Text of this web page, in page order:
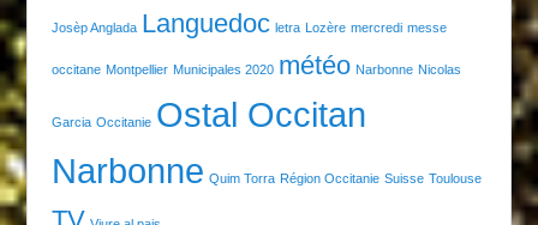
Josèp Anglada Languedoc letra Lozère mercredi messe
occitane Montpellier Municipales 2020 météo Narbonne Nicolas
Garcia Occitanie Ostal Occitan
Narbonne Quim Torra Région Occitanie Suisse Toulouse